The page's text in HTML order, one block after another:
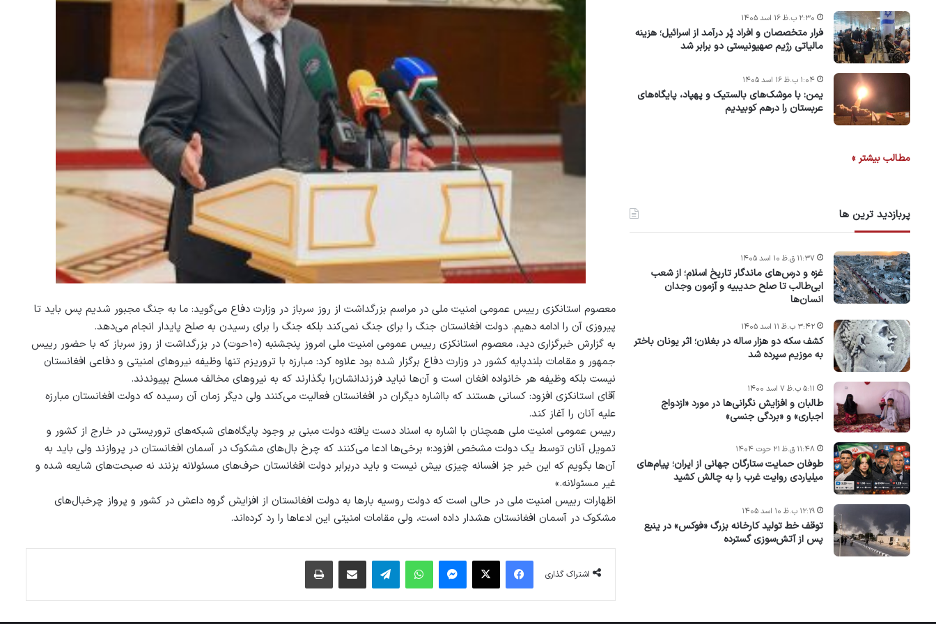
معصوم استانکزی رییس عمومی امنیت ملی در مراسم بزرگداشت از روز سرباز در وزارت دفاع می‌گوید: ما به جنگ مجبور شدیم پس باید تا
پیروزی آن‌ را ادامه دهیم. دولت افغانستان جنگ را برای جنگ نمی‌کند بلکه جنگ را برای رسیدن به صلح پایدار انجام می‌دهد.
به گزارش خبرگزاری دید، معصوم استانکزی رییس عمومی امنیت ملی امروز پنجشنبه (۱۰حوت) در بزرگداشت از روز سرباز که با حضور رییس
جمهور و مقامات بلندپایه کشور در وزارت دفاع برگزار شده بود علاوه کرد: مبارزه با تروریزم تنها وظیفه نیروهای امنیتی و دفاعی افغانستان
نیست بلکه وظیفه هر خانواده افغان است و آن‌ها نباید فرزندانشان‌را بگذارند که به نیروهای مخالف مسلح بپیوندند.
آقای استانکزی افزود: کسانی هستند که بااشاره دیگران در افغانستان فعالیت می‌کنند ولی دیگر زمان آن رسیده که دولت افغانستان مبارزه
علیه آنان را آغاز کند.
رییس عمومی امنیت ملی همچنان با اشاره به اسناد دست یافته دولت مبنی بر وجود پایگاه‌های شبکه‌های تروریستی در خارج از کشور و
تمویل آنان توسط یک دولت مشخص افزود:« برخی‌ها ادعا می‌کنند که چرخ بال‌های مشکوک در آسمان افغانستان در پروازند ولی باید به
آن‌ها بگویم که این خبر جز افسانه‌ چیزی بیش نیست و باید دربرابر دولت افغانستان حرف‌های مسئولانه بزنند نه صبحت‌های شایعه شده و
غیر مسئولانه.»
اظهارات رییس امنیت ملی در حالی است که دولت روسیه بارها به دولت افغانستان از افزایش گروه داعش در کشور و پرواز چرخبال‌های
مشکوک در آسمان افغانستان هشدار داده است، ولی مقامات امنیتی این ادعاها را رد کرده‌اند.
اشتراک گذاری
فیس بوک X پیام رسان واتس آپ تلگرام اشتراک گذاری از طریق ایمیل
فرار متخصصان و افراد پُر درآمد از اسرائیل؛ هزینه
مالیاتی رژیم صهیونیستی دو برابر شد
۲:۳۰ ب.ظ ۱۶ اسد ۱۴۰۵
یمن: با موشک‌های بالستیک و پهپاد، پایگاه‌های
عربستان را درهم کوبیدیم
۱:۰۴ ب.ظ ۱۶ اسد ۱۴۰۵
مطالب بیشتر »
پربازدید ترین ها
غزه و درس‌های ماندگار تاریخ اسلام؛ از شعب
ابی‌طالب تا صلح حدیبیه و آزمون وجدان
انسان‌ها
۱۱:۳۷ ق.ظ ۱۰ اسد ۱۴۰۵
کشف سکه دو هزار ساله در بغلان؛ اثر یونان باختر
به موزیم سپرده شد
۳:۴۲ ب.ظ ۱۱ اسد ۱۴۰۵
طالبان و افزایش نگرانی‌ها در مورد «ازدواج
اجباری» و «بردگی جنسی»
۵:۱۱ ب.ظ ۷ اسد ۱۴۰۰
طوفان حمایت ستارگان جهانی از ایران؛ پیام‌های
میلیاردی روایت غرب را به چالش کشید
۱۱:۴۸ ق.ظ ۲۱ حوت ۱۴۰۴
توقف خط تولید کارخانه بزرگ «فوکس» در ینبع
پس از آتش‌سوزی گسترده
۱۲:۱۹ ب.ظ ۱۰ اسد ۱۴۰۵